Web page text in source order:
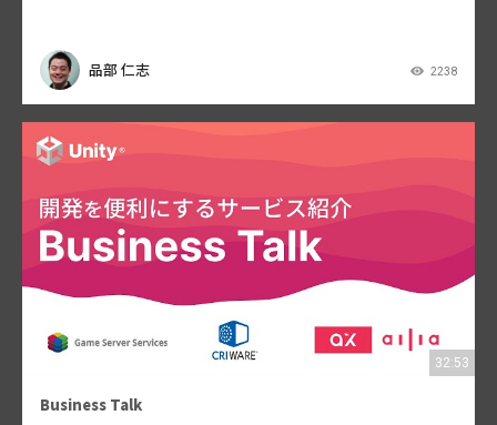
品部 仁志 2238
32:53
Business Talk